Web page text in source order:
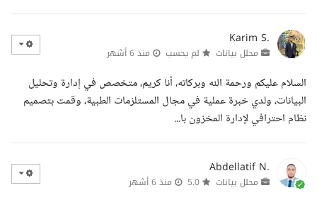
Karim S.
محلل بيانات لم يحسب منذ 6 أشهر
السلام عليكم ورحمة الله وبركاته، أنا كريم، متخصص في إدارة وتحليل
البيانات، ولدي خبرة عملية في مجال المستلزمات الطبية، وقمت بتصميم
نظام احترافي لإدارة المخزون با...
Abdellatif N.
محلل بيانات منذ 6 أشهر